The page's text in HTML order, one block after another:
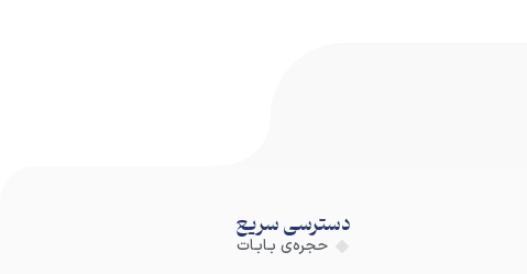
دسترسی سریع
حجره‌ی بـابـات